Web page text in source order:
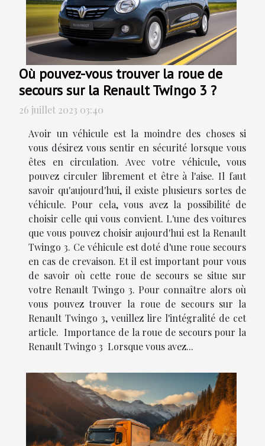
Où pouvez-vous trouver la roue de
secours sur la Renault Twingo 3 ?
26 juillet 2023 03:40
Avoir un véhicule est la moindre des choses si
vous désirez vous sentir en sécurité lorsque vous
êtes en circulation. Avec votre véhicule, vous
pouvez circuler librement et être à l'aise. Il faut
savoir qu'aujourd'hui, il existe plusieurs sortes de
véhicule. Pour cela, vous avez la possibilité de
choisir celle qui vous convient. L'une des voitures
que vous pouvez choisir aujourd'hui est la Renault
Twingo 3. Ce véhicule est doté d'une roue secours
en cas de crevaison. Et il est important pour vous
de savoir où cette roue de secours se situe sur
votre Renault Twingo 3. Pour connaître alors où
vous pouvez trouver la roue de secours sur la
Renault Twingo 3, veuillez lire l'intégralité de cet
article. Importance de la roue de secours pour la
Renault Twingo 3 Lorsque vous avez...